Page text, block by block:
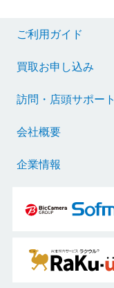
ご利用ガイド
買取お申し込み
訪問・店頭サポート
会社概要
企業情報